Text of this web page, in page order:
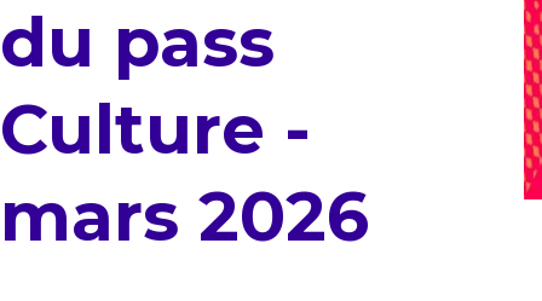
du pass
Culture -
mars 2026